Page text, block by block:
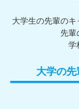
大学生の先輩の
先輩
学
大学の先